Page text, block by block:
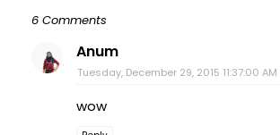
6 Comments
Anum
Tuesday, December 29, 2015 11:37:00 AM
wow